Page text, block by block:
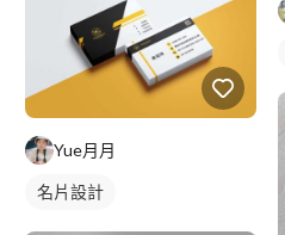
Yue月月
名片設計